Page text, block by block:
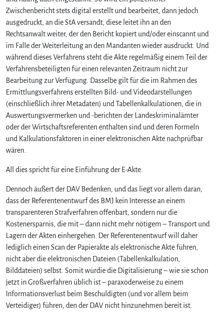
n
u
r
e
i
a
n
d
e
a
i
e
r
t
e
?
Zwischenbericht stets digital erstellt und bearbeitet, dann jedoch
ausgedruckt, an die StA versandt, diese leitet ihn an den
Rechtsanwalt weiter, der den Bericht kopiert und/oder einscannt und
im Falle der Weiterleitung an den Mandanten wieder ausdruckt. Und
während dieses Verfahrens steht die Akte regelmäßig einem Teil der
Verfahrensbeteiligten für einen relevanten Zeitraum nicht zur
Bearbeitung zur Verfügung. Dasselbe gilt für die im Rahmen des
Ermittlungsverfahrens erstellten Bild- und Videodarstellungen
(einschließlich ihrer Metadaten) und Tabellenkalkulationen, die in
Auswertungsvermerken und -berichten der Landeskriminalämter
oder der Wirtschaftsreferenten enthalten sind und deren Formeln
und Kalkulationsfaktoren in einer elektronischen Akte nachprüfbar
wären.
All dies spricht für eine Einführung der E-Akte.
Dennoch äußert der DAV Bedenken, und das liegt vor allem daran,
dass der Referentenentwurf des BMJ kein Interesse an einem
transparenteren Strafverfahren offenbart, sondern nur die
Kostenersparnis, die mit – dann nicht mehr nötigem – Transport und
Lagern der Akten einhergehen. Der Referentenentwurf will daher
lediglich einen Scan der Papierakte als elektronische Akte führen,
nicht aber die elektronischen Dateien (Tabellenkalkulation,
Bilddateien) selbst. Somit würdie die Digitalisierung – wie sie schon
jetzt in Großverfahren üblich ist – paraxoderweise zu einem
Informationsverlust beim Beschuldigten (und vor allem beim
Verteidiger) führen, den der DAV nicht hinzunehmen bereit ist.